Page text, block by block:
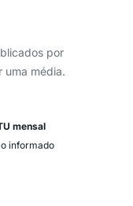
por
uma média.
mensal
informado